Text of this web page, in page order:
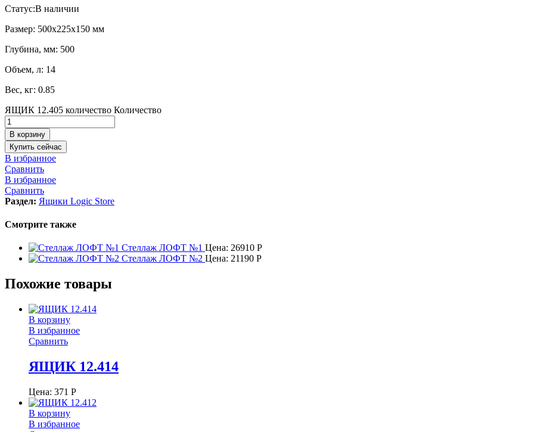
Статус:В наличии
Размер: 500x225x150 мм
Глубина, мм: 500
Объем, л: 14
Вес, кг: 0.85
ЯЩИК 12.405 количество Количество
В корзину
Купить сейчас
В избранное
Сравнить
В избранное
Сравнить
Раздел: Ящики Logic Store
Смотрите также
Стеллаж ЛОФТ №1 Цена: 26910 Р
Стеллаж ЛОФТ №2 Цена: 21190 Р
Похожие товары
В корзину
В избранное
Сравнить
ЯЩИК 12.414
Цена: 371 Р
В корзину
В избранное